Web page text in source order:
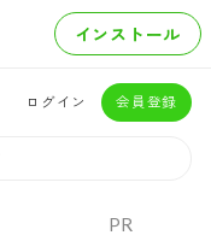
インストール
ログイン 会員登録
PR